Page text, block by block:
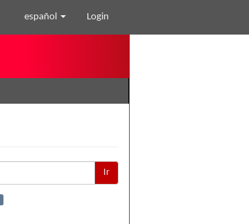
español Login
Ir